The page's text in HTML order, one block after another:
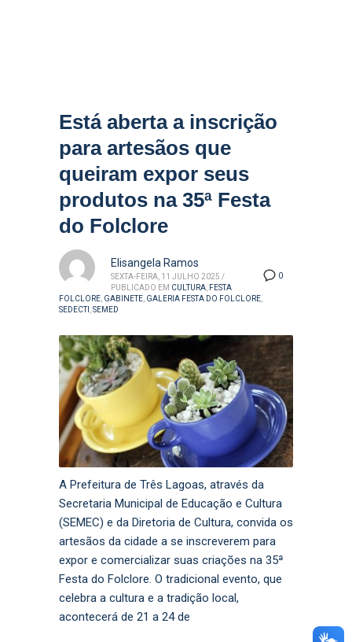
Está aberta a inscrição
para artesãos que
queiram expor seus
produtos na 35ª Festa
do Folclore
0
Elisangela Ramos
SEXTA-FEIRA, 11 JULHO 2025 /
PUBLICADO EM CULTURA FESTA
FOLCLORE GABINETE GALERIA FESTA DO FOLCLORE
SEDECTI SEMED
A Prefeitura de Três Lagoas, através da
Secretaria Municipal de Educação e Cultura
(SEMEC) e da Diretoria de Cultura, convida os
artesãos da cidade a se inscreverem para
expor e comercializar suas criações na 35ª
Festa do Folclore. O tradicional evento, que
celebra a cultura e a tradição local,
acontecerá de 21 a 24 de